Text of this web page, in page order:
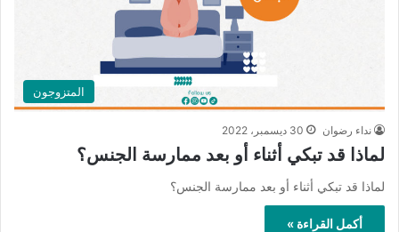
المتزوجون
نداء رضوان 30 ديسمبر، 2022
لماذا قد تبكي أثناء أو بعد ممارسة الجنس؟
لماذا قد تبكي أثناء أو بعد ممارسة الجنس؟
أكمل القراءة »